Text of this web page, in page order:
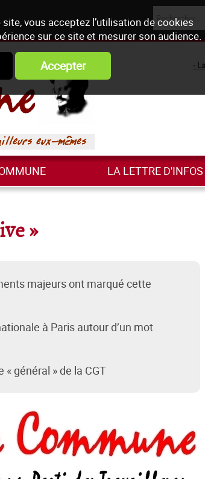
vous acceptez l’utilisation de cookies
sur ce site et mesurer son audience.
Accepter -
LA LETTRE D'INFOS
»
majeurs ont marqué cette
à Paris autour d’un mot
général » de la CGT